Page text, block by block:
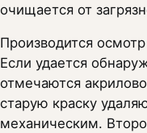
очищается от
Производится
Если удается
отмечаются
старую краску
механическим.